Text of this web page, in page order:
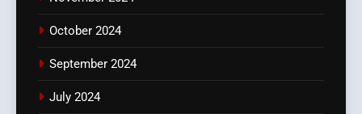
October 2024
September 2024
July 2024